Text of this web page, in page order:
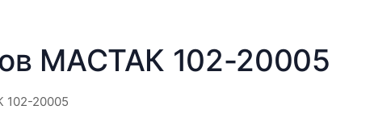
МАСТАК 102-20005
102-20005